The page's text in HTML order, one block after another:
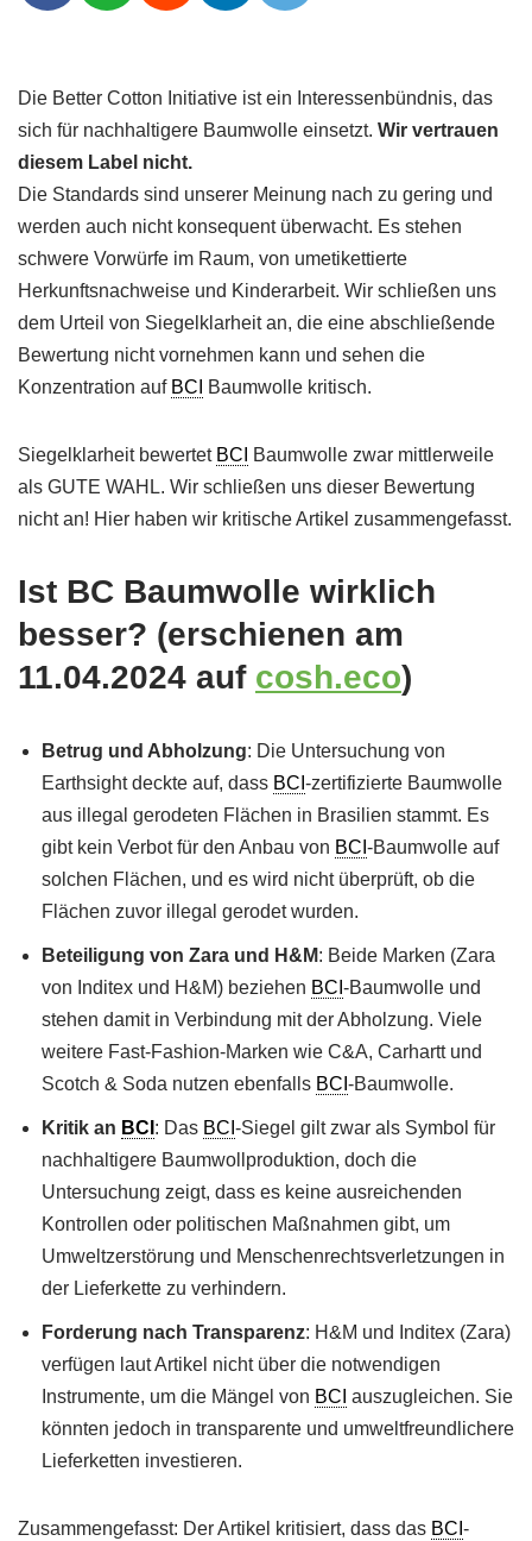
Die Better Cotton Initiative ist ein Interessenbündnis, das
sich für nachhaltigere Baumwolle einsetzt. Wir vertrauen
diesem Label nicht.
Die Standards sind unserer Meinung nach zu gering und
werden auch nicht konsequent überwacht. Es stehen
schwere Vorwürfe im Raum, von umetikettierte
Herkunftsnachweise und Kinderarbeit. Wir schließen uns
dem Urteil von Siegelklarheit an, die eine abschließende
Bewertung nicht vornehmen kann und sehen die
Konzentration auf BCI Baumwolle kritisch.
Siegelklarheit bewertet BCI
Baumwolle zwar mittlerweile
als GUTE WAHL. Wir schließen uns dieser Bewertung
nicht an! Hier haben wir kritische Artikel zusammengefasst.
Ist BC Baumwolle wirklich
besser? (erschienen am
11.04.2024 auf cosh.eco)
Betrug und Abholzung: Die Untersuchung von
Earthsight deckte auf, dass BCI -zertifizierte Baumwolle
aus illegal gerodeten Flächen in Brasilien stammt. Es
gibt kein Verbot für den Anbau von BCI -Baumwolle auf
solchen Flächen, und es wird nicht überprüft, ob die
Flächen zuvor illegal gerodet wurden.
Beteiligung von Zara und H&M: Beide Marken (Zara
von Inditex und H&M) beziehen BCI -Baumwolle und
stehen damit in Verbindung mit der Abholzung. Viele
weitere Fast-Fashion-Marken wie C&A, Carhartt und
Scotch & Soda nutzen ebenfalls BCI -Baumwolle.
Kritik an BCI : Das BCI -Siegel gilt zwar als Symbol für
nachhaltigere Baumwollproduktion, doch die
Untersuchung zeigt, dass es keine ausreichenden
Kontrollen oder politischen Maßnahmen gibt, um
Umweltzerstörung und Menschenrechtsverletzungen in
der Lieferkette zu verhindern.
Forderung nach Transparenz: H&M und Inditex (Zara)
verfügen laut Artikel nicht über die notwendigen
Instrumente, um die Mängel von BCI auszugleichen. Sie
könnten jedoch in transparente und umweltfreundlichere
Lieferketten investieren.
Zusammengefasst: Der Artikel kritisiert, dass das BCI -